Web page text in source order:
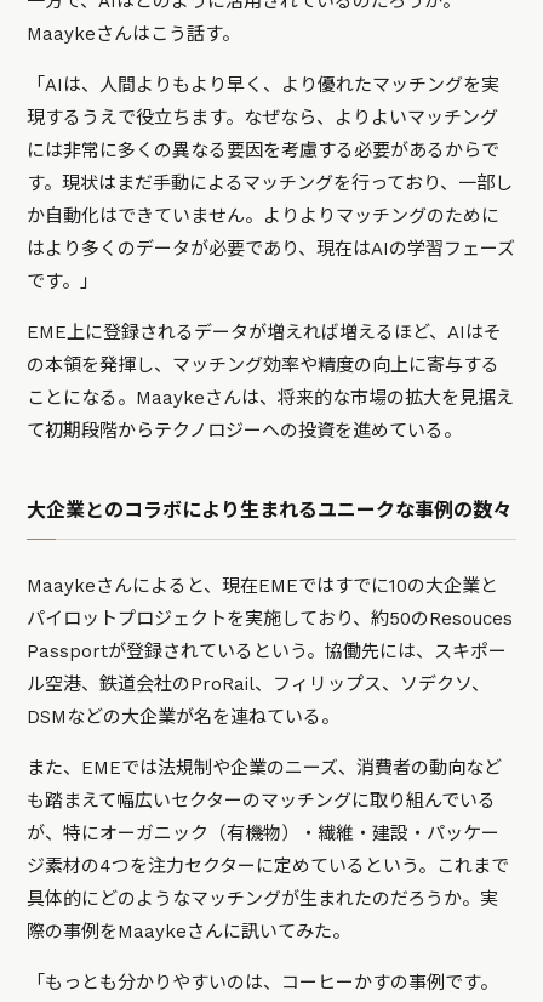
Maaykeさんはこう話す。
「AIは、人間よりもより早く、より優れたマッチングを実
現するうえで役立ちます。なぜなら、よりよいマッチング
には非常に多くの異なる要因を考慮する必要があるからで
す。現状はまだ手動によるマッチングを行っており、一部し
か自動化はできていません。よりよりマッチングのために
はより多くのデータが必要であり、現在はAIの学習フェーズ
です。」
EME上に登録されるデータが増えれば増えるほど、AIはそ
の本領を発揮し、マッチング効率や精度の向上に寄与する
ことになる。Maaykeさんは、将来的な市場の拡大を見据え
て初期段階からテクノロジーへの投資を進めている。
大企業とのコラボにより生まれるユニークな事例の数々
Maaykeさんによると、現在EMEではすでに10の大企業と
パイロットプロジェクトを実施しており、約50のResouces
Passportが登録されているという。協働先には、スキポー
ル空港、鉄道会社のProRail、フィリップス、ソデクソ、
DSMなどの大企業が名を連ねている。
また、EMEでは法規制や企業のニーズ、消費者の動向など
も踏まえて幅広いセクターのマッチングに取り組んでいる
が、特にオーガニック（有機物）・繊維・建設・パッケー
ジ素材の4つを注力セクターに定めているという。これまで
具体的にどのようなマッチングが生まれたのだろうか。実
際の事例をMaaykeさんに訊いてみた。
「もっとも分かりやすいのは、コーヒーかすの事例です。